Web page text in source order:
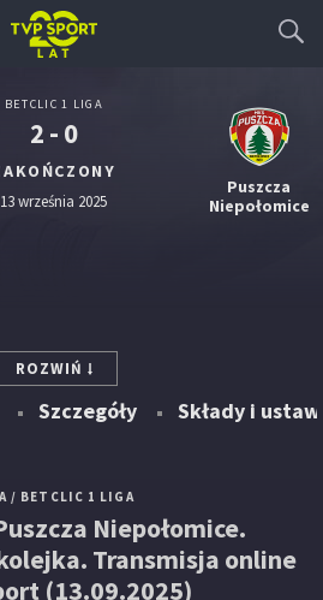
BETCLIC 1 LIGA
2 - 0
13 września 2025
Puszcza
Niepołomice
ROZWIŃ
Szczegóły Składy i
/ BETCLIC 1 LIGA
Niepołomice.
Transmisja online
(13.09.2025)